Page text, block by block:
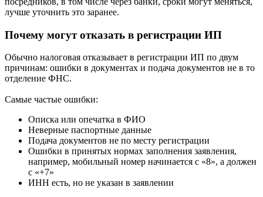
лучше уточнить это заранее.
Почему могут отказать в регистрации ИП
Обычно налоговая отказывает в регистрации ИП по двум
причинам: ошибки в документах и подача документов не в то
отделение ФНС.
Самые частые ошибки:
Описка или опечатка в ФИО
Неверные паспортные данные
Подача документов не по месту регистрации
Ошибки в принятых нормах заполнения заявления,
например, мобильный номер начинается с «8», а должен
с «+7»
ИНН есть, но не указан в заявлении